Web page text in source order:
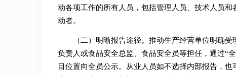
动各项工作的所有人员，包括管理人员、技术人员
动者。
（二）明晰报告途径。推动生产经营单位明确
负责人或食品安全总监、食品安全员等担任，通过“
目位置向全员公示。从业人员如不选择内部报告，